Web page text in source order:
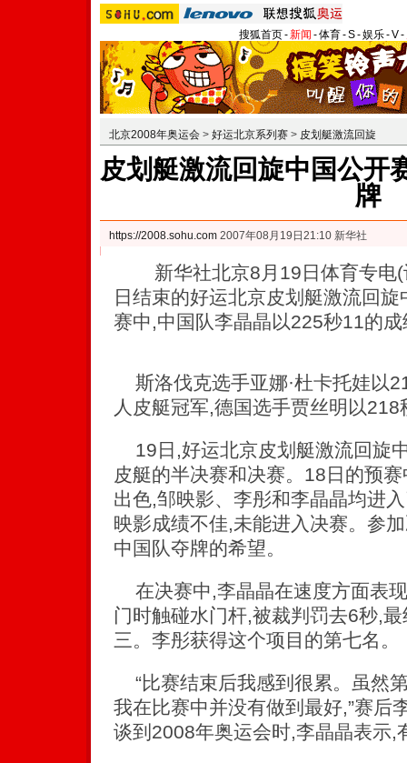
搜狐首页-新闻 -体育-S-娱乐-V-
北京2008年奥运会 > 好运北京系列赛 > 皮划艇激流回旋
皮划艇激流回旋中国公开
牌
https://2008.sohu.com 2007年08月19日21:10 新华社
新华社北京8月19日体育专电(
日结束的好运北京皮划艇激流回
赛中,中国队李晶晶以225秒11的
斯洛伐克选手亚娜·杜卡托娃以
人皮艇冠军,德国选手贾丝明以
19日,好运北京皮划艇激流回旋
皮艇的半决赛和决赛。18日的预
出色,邹映影、李彤和李晶晶均进
映影成绩不佳,未能进入决赛。参
中国队夺牌的希望。
在决赛中,李晶晶在速度方面表
门时触碰水门杆,被裁判罚去6秒,
三。李彤获得这个项目的第七名。
“比赛结束后我感到很累。虽然
我在比赛中并没有做到最好,”赛后
谈到2008年奥运会时,李晶晶表示,